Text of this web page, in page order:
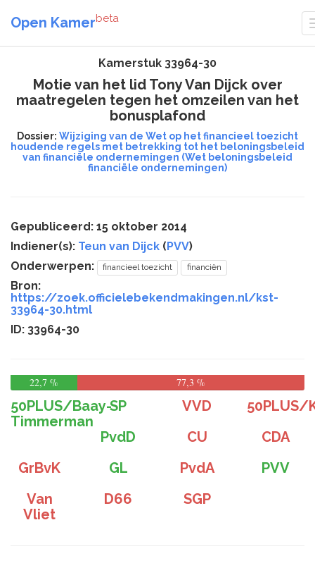
Open Kamerbeta
Kamerstuk 33964-30
Motie van het lid Tony Van Dijck over
maatregelen tegen het omzeilen van het
bonusplafond
Dossier: Wijziging van de Wet op het financieel toezicht
houdende regels met betrekking tot het beloningsbeleid
van financiële ondernemingen (Wet beloningsbeleid
financiële ondernemingen)
Gepubliceerd: 15 oktober 2014
Indiener(s): Teun van Dijck (PVV)
Onderwerpen:
financieel toezicht financiën
Bron:
https://zoek.officielebekendmakingen.nl/kst-
33964-30.html
ID: 33964-30
22,7 % 77,3 %
50PLUS/Baay-
Timmerman
SP VVD
50PLUS/
PvdD
CU
CDA
GrBvK
GL PvdA
PVV
Van
Vliet
D66 SGP